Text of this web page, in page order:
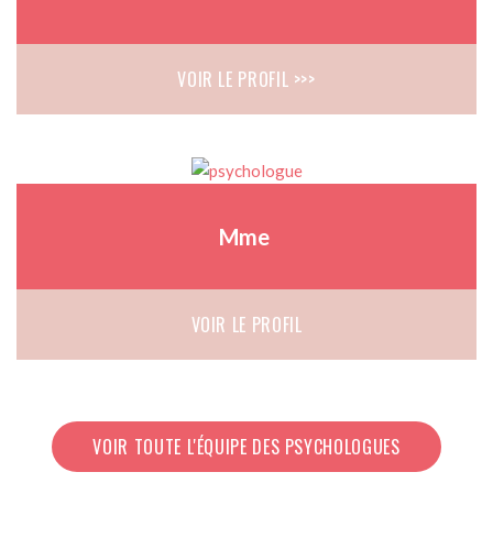
VOIR LE PROFIL >>>
Mme
VOIR LE PROFIL
VOIR TOUTE L'ÉQUIPE DES PSYCHOLOGUES